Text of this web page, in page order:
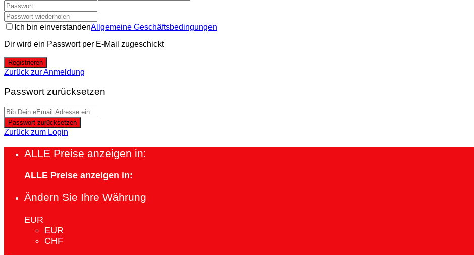
Ich bin einverstandenAllgemeine Geschäftsbedingungen
Dir wird ein Passwort per E-Mail zugeschickt
Registrieren
Zurück zur Anmeldung
Passwort zurücksetzen
Passwort zurücksetzen
Zurück zum Login
ALLE Preise anzeigen in:
ALLE Preise anzeigen in:
Ändern Sie Ihre Währung
EUR
EUR
CHF